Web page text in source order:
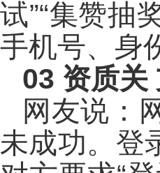
试”“集赞抽
手机号、身
03 资质关
网友说：
未成功。登